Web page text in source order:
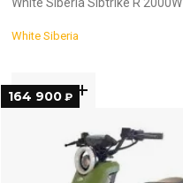
White Siberia
164 900 ₽